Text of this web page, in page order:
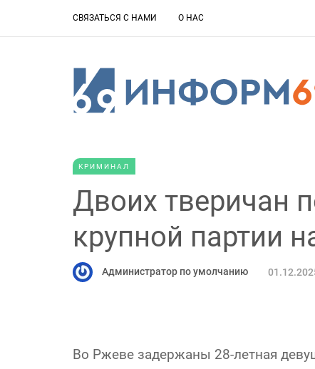
СВЯЗАТЬСЯ С НАМИ О НАС
КРИМИНАЛ
Двоих тверичан
крупной партии
Администратор по умолчанию
Во Ржеве задержаны 28-летная